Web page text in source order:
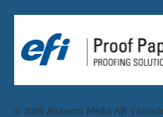
© 2026 Altamont Media AB